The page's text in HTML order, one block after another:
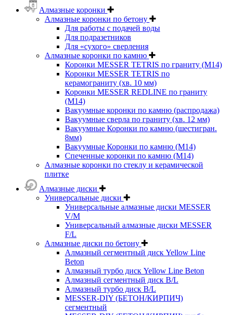
Алмазные коронки
Алмазные коронки по бетону
Для работы с подачей воды
Для подразетников
Для «сухого» сверления
Алмазные коронки по камню
Коронки MESSER TETRIS по граниту (М14)
Коронки MESSER TETRIS по
керамограниту (хв. 10 мм)
Коронки MESSER REDLINE по граниту
(М14)
Вакуумные коронки по камню (распродажа)
Вакуумные сверла по граниту (хв. 12 мм)
Вакуумные Коронки по камню (шестигран.
8мм)
Вакуумные Коронки по камню (M14)
Спеченные коронки по камню (M14)
Алмазные коронки по стеклу и керамической
плитке
Алмазные диски
Универсальные диски
Универсальные алмазные диски MESSER
V/M
Универсальный алмазные диски MESSER
F/L
Алмазные диски по бетону
Алмазный сегментный диск Yellow Line
Beton
Алмазный турбо диск Yellow Line Beton
Алмазный сегментный диск B/L
Алмазный турбо диск B/L
MESSER-DIY (БЕТОН/КИРПИЧ)
сегментный